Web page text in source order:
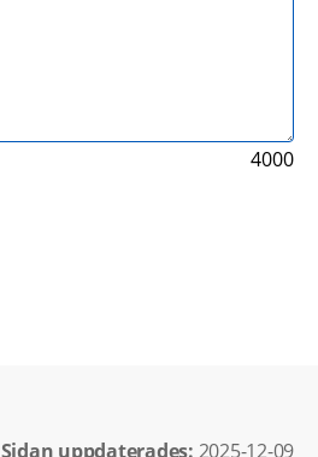
4000
Sidan uppdaterades: 2025-12-09